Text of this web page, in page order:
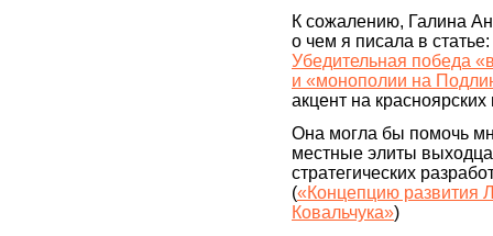
К сожалению, Галина
о чем я писала в статье:
Убедительная победа
и «монополии на
акцент на
Она могла бы помочь
местные элиты
стратегических
(«Концепцию развития
Ковальчука»)